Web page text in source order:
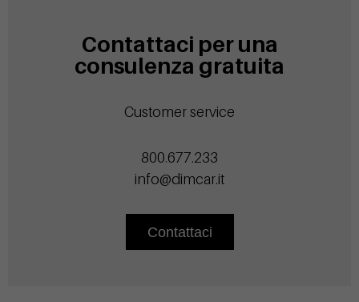
Contattaci per una
consulenza gratuita
Customer service
800.677.233
info@dimcar.it
Contattaci